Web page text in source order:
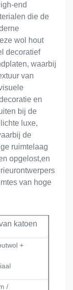
end
die de
wol hout
decoratief
waarbij
van
en
bij de
luxe,
de
ruimtelaag
opgelost,en
van hoge
katoen
+
/